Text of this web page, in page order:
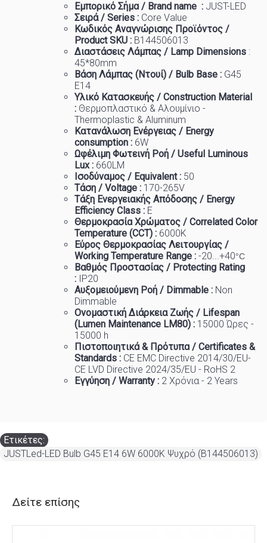
Εμπορικό Σήμα / Brand name : JUST-LED
Σειρά / Series : Core Value
Κωδικός Αναγνώρισης Προϊόντος /
Product SKU : B144506013
Διαστάσεις Λάμπας / Lamp Dimensions :
45*80mm
Βάση Λάμπας (Ντουί) / Bulb Base : G45
E14
Υλικό Κατασκευής / Construction Material
: Θερμοπλαστικό & Αλουμίνιο -
Thermoplastic & Aluminum
Κατανάλωση Ενέργειας / Energy
consumption : 6W
Ωφέλιμη Φωτεινή Ροή / Useful Luminous
Lux : 660LM
Ισοδύναμος / Equivalent : 50
Τάση / Voltage : 170-265V
Τάξη Ενεργειακής Απόδοσης / Energy
Efficiency Class : Ε
Θερμοκρασία Χρώματος / Correlated Color
Temperature (CCT) : 6000K
Εύρος Θερμοκρασίας Λειτουργίας /
Working Temperature Range : -20...+40°C
Βαθμός Προστασίας / Protecting Rating
: IP20
Αυξομειούμενη Ροή / Dimmable : Non
Dimmable
Ονομαστική Διάρκεια Ζωής / Lifespan
(Lumen Maintenance LM80) : 15000 Ώρες -
15000 h
Πιστοποιητικά & Πρότυπα / Certificates &
Standards : CE EMC Directive 2014/30/EU-
CE LVD Directive 2024/35/EU - RoHS 2
Εγγύηση / Warranty : 2 Χρόνια - 2 Years
Ετικέτες:
JUSTLed-LED Bulb G45 E14 6W 6000K Ψυχρό (B144506013)
Δείτε επίσης